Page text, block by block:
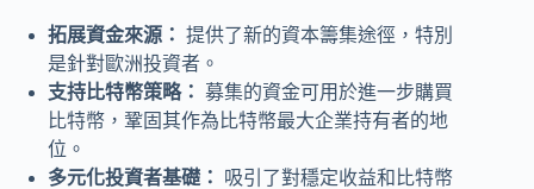
拓展資金來源： 提供了新的資本籌集途徑，特別
是針對歐洲投資者。
支持比特幣策略： 募集的資金可用於進一步購買
比特幣，鞏固其作為比特幣最大企業持有者的地
位。
多元化投資者基礎：
吸引了對穩定收益和比特幣